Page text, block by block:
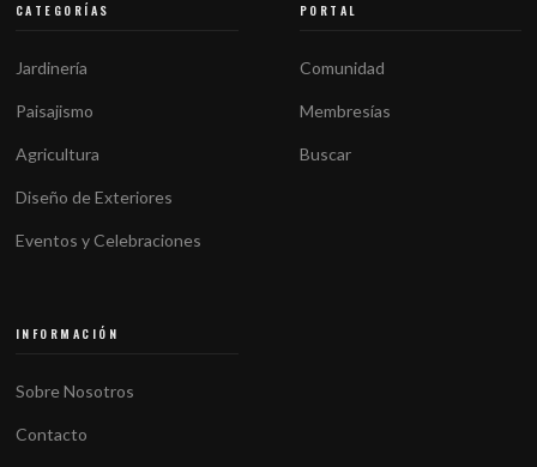
CATEGORÍAS
Jardinería
Paisajismo
Agricultura
Diseño de Exteriores
Eventos y Celebraciones
PORTAL
Comunidad
Membresías
Buscar
INFORMACIÓN
Sobre Nosotros
Contacto